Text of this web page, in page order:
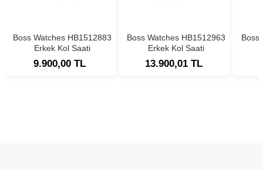
Boss Watches HB1512883
Erkek Kol Saati
9.900,00 TL
Boss Watches HB1512963
Erkek Kol Saati
13.900,01 TL
Boss